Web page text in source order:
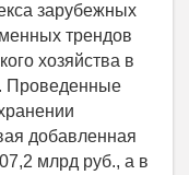
зарубежных
трендов
хозяйства в
Проведенные
добавленная
млрд руб., а в